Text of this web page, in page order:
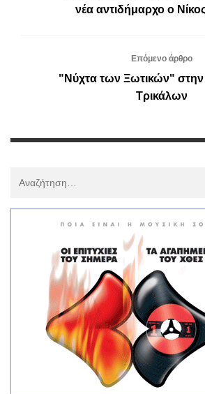
νέα αντιδήμαρχο ο
Επόμενο άρθρο
"Νύχτα των Ξωτικών"
Τρικάλων
: